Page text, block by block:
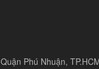
Phú Nhuận,